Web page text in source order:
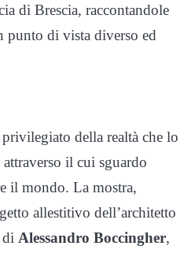
di Brescia, raccontandole
punto di vista diverso ed
della realtà che lo
il cui sguardo
il mondo. La mostra,
allestitivo dell’architetto
di Alessandro Boccingher,